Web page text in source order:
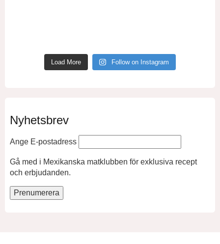
Load More Follow on Instagram
Nyhetsbrev
Ange E-postadress
Gå med i Mexikanska matklubben för exklusiva recept
och erbjudanden.